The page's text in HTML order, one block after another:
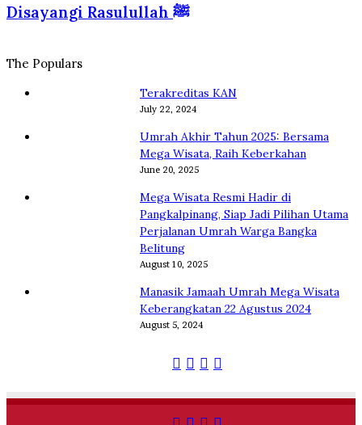
dan
Tanah
Haram
yang
Disayangi
Disayangi Rasulullah ﷺ
The Populars
Terakreditas KAN
July 22, 2024
Umrah Akhir Tahun 2025: Bersama
Mega Wisata, Raih Keberkahan
June 20, 2025
Mega Wisata Resmi Hadir di
Pangkalpinang, Siap Jadi Pilihan Utama
Perjalanan Umrah Warga Bangka
Belitung
August 10, 2025
Manasik Jamaah Umrah Mega Wisata
Keberangkatan 22 Agustus 2024
August 5, 2024
Facebook
Twitter
YouTube